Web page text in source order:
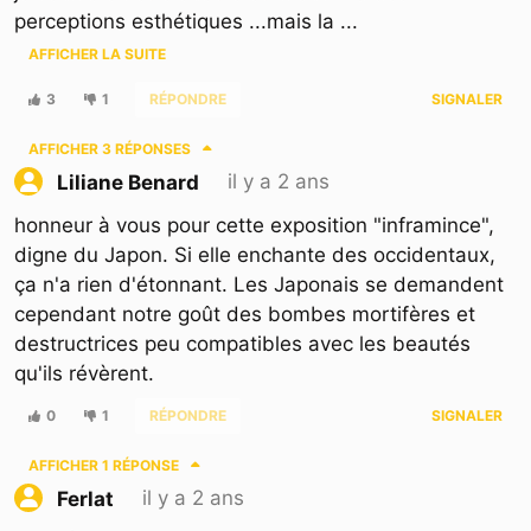
perceptions esthétiques ...mais la ...
AFFICHER LA SUITE
3 1 RÉPONDRE SIGNALER
AFFICHER 3 RÉPONSES
Liliane Benard
il y a 2 ans
honneur à vous pour cette exposition "inframince",
digne du Japon. Si elle enchante des occidentaux,
ça n'a rien d'étonnant. Les Japonais se demandent
cependant notre goût des bombes mortifères et
destructrices peu compatibles avec les beautés
qu'ils révèrent.
0 1 RÉPONDRE SIGNALER
AFFICHER 1 RÉPONSE
Ferlat
il y a 2 ans